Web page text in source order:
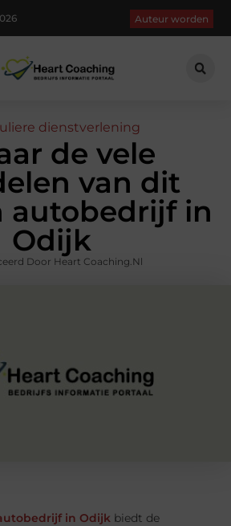
Auteur worden
dienstverlening
de vele
van dit
autobedrijf in
Odijk
Door Heart Coaching.nl
in Odijk biedt de